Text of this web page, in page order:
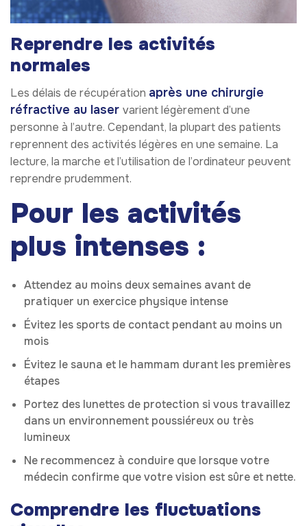
Reprendre les activités
normales
Les délais de récupération après une chirurgie
réfractive au laser varient légèrement d’une
personne à l’autre. Cependant, la plupart des patients
reprennent des activités légères en une semaine. La
lecture, la marche et l’utilisation de l’ordinateur peuvent
reprendre prudemment.
Pour les activités
plus intenses :
Attendez au moins deux semaines avant de
pratiquer un exercice physique intense
Évitez les sports de contact pendant au moins un
mois
Évitez le sauna et le hammam durant les premières
étapes
Portez des lunettes de protection si vous travaillez
dans un environnement poussiéreux ou très
lumineux
Ne recommencez à conduire que lorsque votre
médecin confirme que votre vision est sûre et nette.
Comprendre les fluctuations